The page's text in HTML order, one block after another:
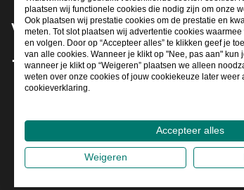
Volg je ons al?
Facebook
X LinkedIn
Instagram
YouTube
plaatsen wij functionele cookies die nodig zijn om onze
Ook plaatsen wij prestatie cookies om de prestatie en
meten. Tot slot plaatsen wij advertentie cookies
en volgen. Door op “Accepteer alles” te klikken geef je
van alle cookies. Wanneer je klikt op "Nee, pas aan" kun
wanneer je klikt op “Weigeren” plaatsen we alleen
weten over onze cookies of jouw cookiekeuze later weer
cookieverklaring.
Accepteer alles
Weigeren